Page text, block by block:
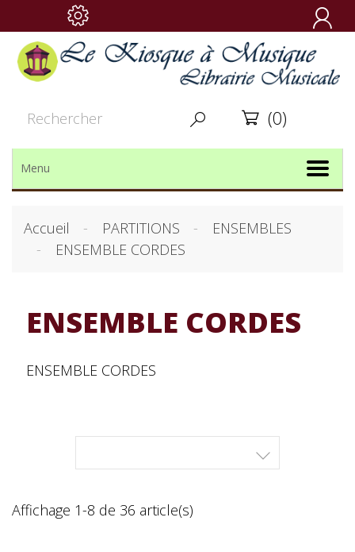

  (0)
Menu
Accueil PARTITIONS
ENSEMBLES
ENSEMBLE CORDES
ENSEMBLE CORDES
ENSEMBLE CORDES

Affichage 1-8 de 36 article(s)